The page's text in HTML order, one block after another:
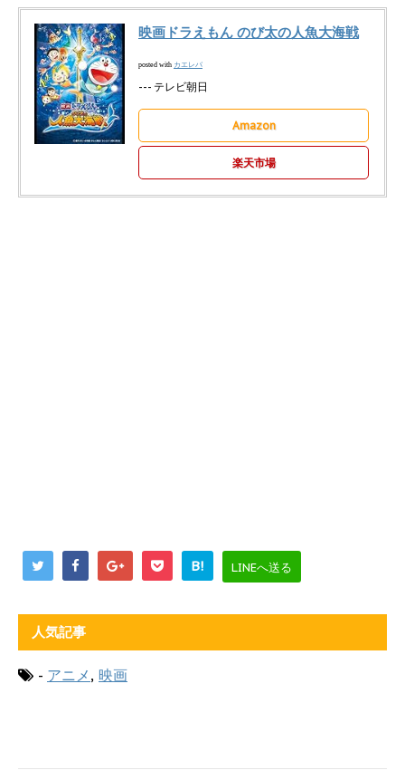
映画ドラえもん のび太の人魚大海戦
posted with カエレバ
--- テレビ朝日
Amazon
楽天市場
B! LINEへ送る
人気記事
- アニメ , 映画